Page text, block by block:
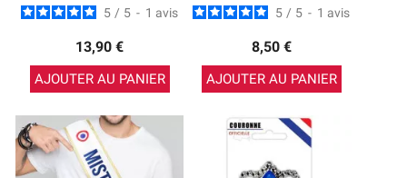
5 / 5 - 1 avis
13,90 €
AJOUTER AU PANIER
5 / 5 - 1 avis
8,50 €
AJOUTER AU PANIER